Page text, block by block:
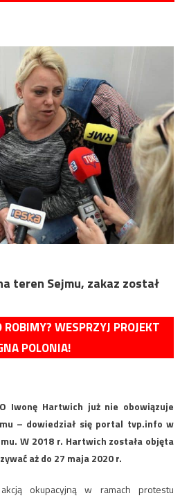
teren Sejmu, zakaz został
WESPRZYJ PROJEKT
POLONIA!
Iwonę Hartwich już nie obowiązuje
– dowiedział się portal tvp.info w
W 2018 r. Hartwich została objęta
aż do 27 maja 2020 r.
okupacyjną w ramach protestu